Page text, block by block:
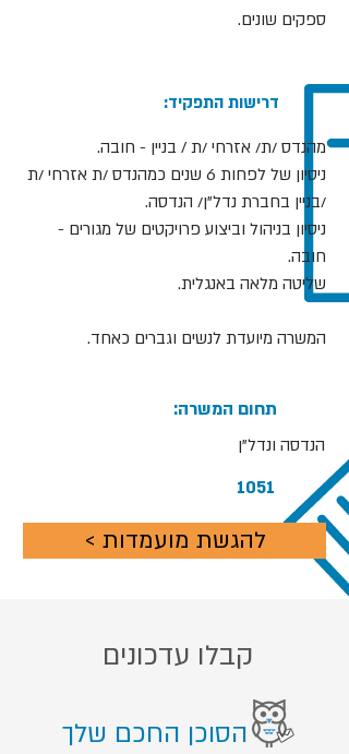
ספקים שונים.
:דרישות התפקיד
מהנדס /ת/ אזרחי /ת / בניין - חובה.
ניסיון של לפחות 6 שנים כמהנדס /ת אזרחי /ת
/בניין בחברת נדל"ן/ הנדסה.
ניסיון בניהול וביצוע פרויקטים של מגורים -
חובה.
שליטה מלאה באנגלית.
המשרה מיועדת לנשים וגברים כאחד.
:תחום המשרה
הנדסה ונדל"ן
1051
< להגשת מועמדות
קבלו עדכונים
הסוכן החכם שלך